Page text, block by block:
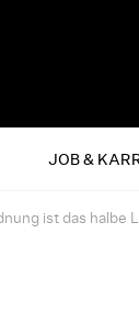
JOB &
ist das halbe